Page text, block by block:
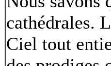
cathédrales.
Ciel tout